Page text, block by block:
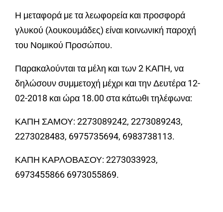
Η μεταφορά με τα λεωφορεία και προσφορά
γλυκού (λουκουμάδες) είναι κοινωνική παροχή
του Νομικού Προσώπου.
Παρακαλούνται τα μέλη και των 2 ΚΑΠΗ, να
δηλώσουν συμμετοχή μέχρι και την Δευτέρα 12-
02-2018 και ώρα 18.00 στα κάτωθι τηλέφωνα:
ΚΑΠΗ ΣΑΜΟΥ: 2273089242, 2273089243,
2273028483, 6975735694, 6983738113.
ΚΑΠΗ ΚΑΡΛΟΒΑΣΟΥ: 2273033923,
6973455866 6973055869.